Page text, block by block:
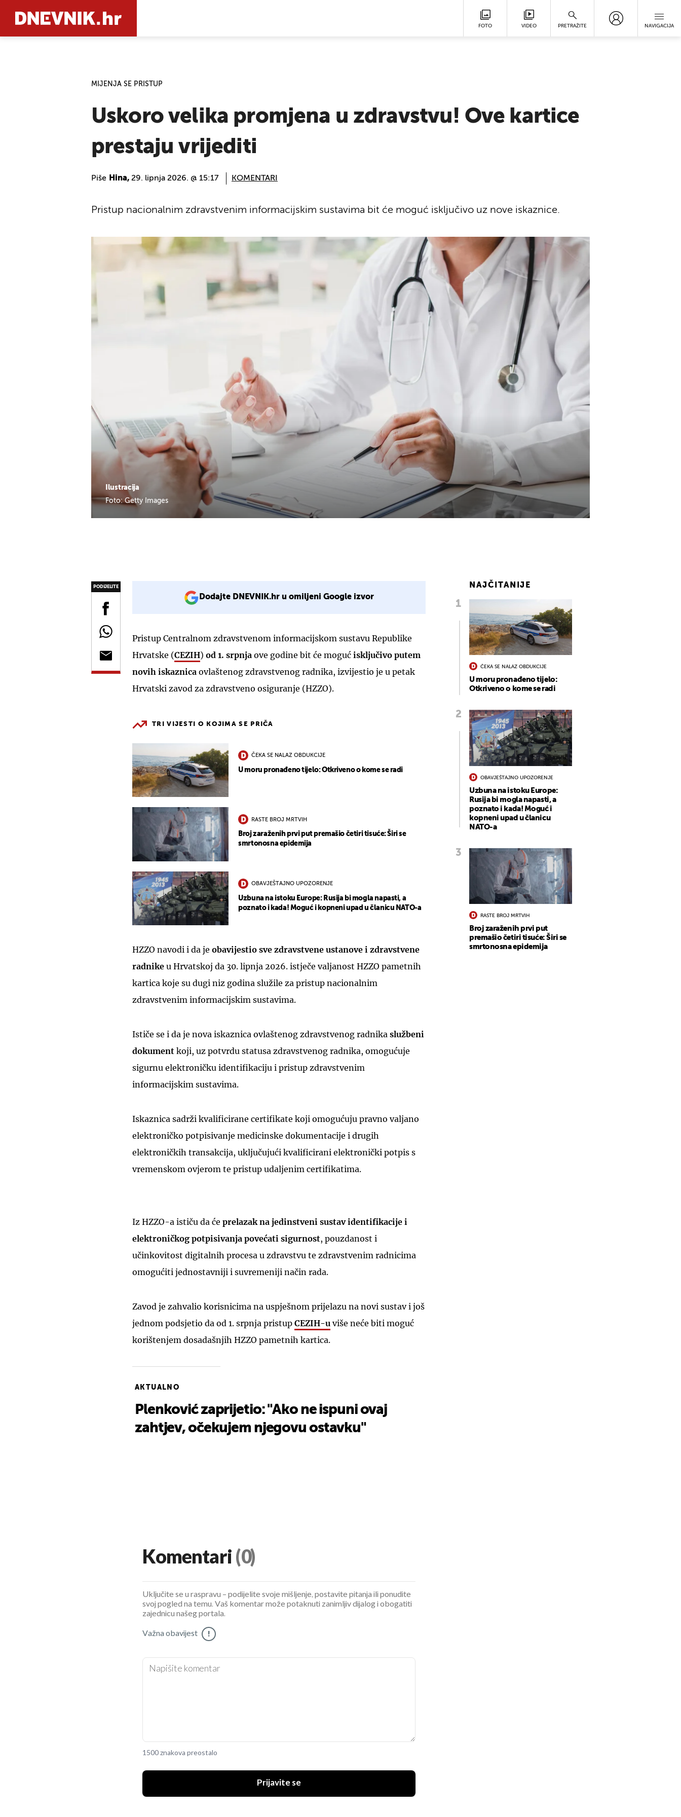
FOTO VIDEO PRETRAŽITE NAVIGACIJA
MIJENJA SE PRISTUP
Uskoro velika promjena u zdravstvu! Ove kartice
prestaju vrijediti
Piše Hina, 29. lipnja 2026. @ 15:17 KOMENTARI
Ilustracija
Foto: Getty Images
Pristup nacionalnim zdravstvenim informacijskim sustavima bit će moguć isključivo uz nove iskaznice.
PODIJELITE
Dodajte DNEVNIK.hr u omiljeni Google izvor
Pristup Centralnom zdravstvenom informacijskom sustavu Republike
Hrvatske (CEZIH) od 1. srpnja ove godine bit će moguć isključivo putem
novih iskaznica ovlaštenog zdravstvenog radnika, izvijestio je u petak
Hrvatski zavod za zdravstveno osiguranje (HZZO).
TRI VIJESTI O KOJIMA SE PRIČA
ČEKA SE NALAZ OBDUKCIJE
U moru pronađeno tijelo: Otkriveno o kome se radi
RASTE BROJ MRTVIH
Broj zaraženih prvi put premašio četiri tisuće: Širi se
smrtonosna epidemija
OBAVJEŠTAJNO UPOZORENJE
Uzbuna na istoku Europe: Rusija bi mogla napasti, a
poznato i kada! Moguć i kopneni upad u članicu NATO-a
HZZO navodi i da je obavijestio sve zdravstvene ustanove i zdravstvene
radnike u Hrvatskoj da 30. lipnja 2026. istječe valjanost HZZO pametnih
kartica koje su dugi niz godina služile za pristup nacionalnim
zdravstvenim informacijskim sustavima.
Ističe se i da je nova iskaznica ovlaštenog zdravstvenog radnika službeni
dokument koji, uz potvrdu statusa zdravstvenog radnika, omogućuje
sigurnu elektroničku identifikaciju i pristup zdravstvenim
informacijskim sustavima.
Iskaznica sadrži kvalificirane certifikate koji omogućuju pravno valjano
elektroničko potpisivanje medicinske dokumentacije i drugih
elektroničkih transakcija, uključujući kvalificirani elektronički potpis s
vremenskom ovjerom te pristup udaljenim certifikatima.
Iz HZZO-a ističu da će prelazak na jedinstveni sustav identifikacije i
elektroničkog potpisivanja povećati sigurnost, pouzdanost i
učinkovitost digitalnih procesa u zdravstvu te zdravstvenim radnicima
omogućiti jednostavniji i suvremeniji način rada.
Zavod je zahvalio korisnicima na uspješnom prijelazu na novi sustav i još
jednom podsjetio da od 1. srpnja pristup CEZIH-u više neće biti moguć
korištenjem dosadašnjih HZZO pametnih kartica.
AKTUALNO
Plenković zaprijetio: "Ako ne ispuni ovaj
zahtjev, očekujem njegovu ostavku"
NAJČITANIJE
ČEKA SE NALAZ OBDUKCIJE
U moru pronađeno tijelo:
Otkriveno o kome se radi
OBAVJEŠTAJNO UPOZORENJE
Uzbuna na istoku Europe:
Rusija bi mogla napasti, a
poznato i kada! Moguć i
kopneni upad u članicu
NATO-a
RASTE BROJ MRTVIH
Broj zaraženih prvi put
premašio četiri tisuće: Širi se
smrtonosna epidemija
Komentari (0)
Uključite se u raspravu – podijelite svoje mišljenje, postavite pitanja ili ponudite
svoj pogled na temu. Vaš komentar može potaknuti zanimljiv dijalog i obogatiti
zajednicu našeg portala.
Važna obavijest !
1500 znakova preostalo
Prijavite se
UKLJUČITE NOTIFIKACIJE